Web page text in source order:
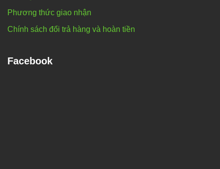
Phương thức giao nhận
Chính sách đổi trả hàng và hoàn tiền
Facebook